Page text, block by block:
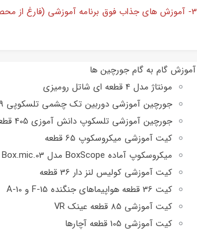
3- آموزش های جذاب فوق برنامه آموزشی (فارغ از محصولات شرکت)
آموزش گام به گام جورچین ها
مونتاژ مدل 4 قطعه ای شاتل رومیزی
جورچین آموزشی دوربین تک چشمی تلسکوپی 19 قطعه
جورچین آموزشی تلسکوپ دانش آموزی 405 قطعه
کیت آموزشی میکروسکوپ 65 قطعه
میکروسکوپ آماده BoxScope مدل Box.mic.03
کیت آموزشی کولیس لنز دار 36 قطعه
کیت 36 قطعه هواپیماهای جنگنده F-15 و A-10
کیت آموزشی 85 قطعه عینک VR
کیت آموزشی 105 قطعه آچارها